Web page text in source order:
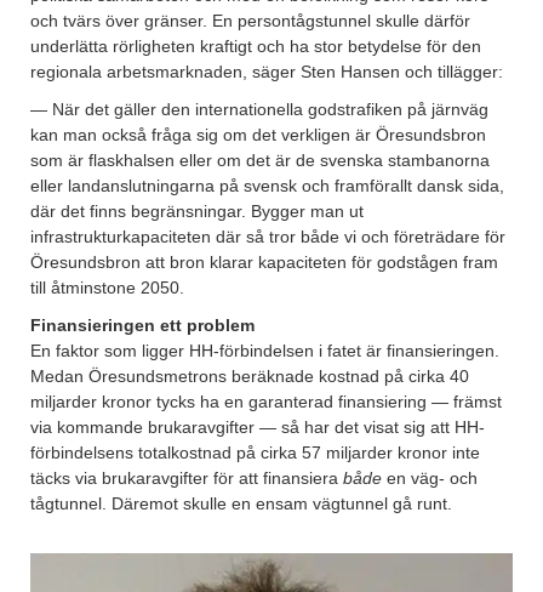
och tvärs över gränser. En persontågstunnel skulle därför
underlätta rörligheten kraftigt och ha stor betydelse för den
regionala arbetsmarknaden, säger Sten Hansen och tillägger:
— När det gäller den internationella godstrafiken på järnväg
kan man också fråga sig om det verkligen är Öresundsbron
som är flaskhalsen eller om det är de svenska stambanorna
eller landanslutningarna på svensk och framförallt dansk sida,
där det finns begränsningar. Bygger man ut
infrastrukturkapaciteten där så tror både vi och företrädare för
Öresundsbron att bron klarar kapaciteten för godstågen fram
till åtminstone 2050.
Finansieringen ett problem
En faktor som ligger HH-förbindelsen i fatet är finansieringen.
Medan Öresundsmetrons beräknade kostnad på cirka 40
miljarder kronor tycks ha en garanterad finansiering — främst
via kommande brukaravgifter — så har det visat sig att HH-
förbindelsens totalkostnad på cirka 57 miljarder kronor inte
täcks via brukaravgifter för att finansiera både en väg- och
tågtunnel. Däremot skulle en ensam vägtunnel gå runt.